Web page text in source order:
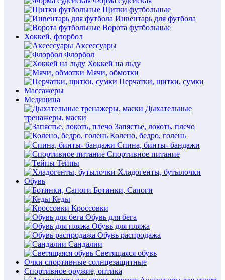
Щитки футбольные
Инвентарь для футбола
Ворота футбольные
Хоккей, флорбол
Аксессуары
Флорбол
Хоккей на льду
Мячи, обмотки
Перчатки, щитки, сумки
Массажеры
Медицина
Дыхательные
тренажеры, маски
Запястье, локоть, плечо
Колено, бедро, голень
Спина, бинты- бандажи
Спортивное питание
Тейпы
Хладогенты, бутылочки
Обувь
Ботинки, Сапоги
Кеды
Кроссовки
Обувь для бега
Обувь для пляжа
Обувь распродажа
Сандалии
Светящаяся обувь
Очки спортивные солнцезащитные
Спортивное оружие, оптика